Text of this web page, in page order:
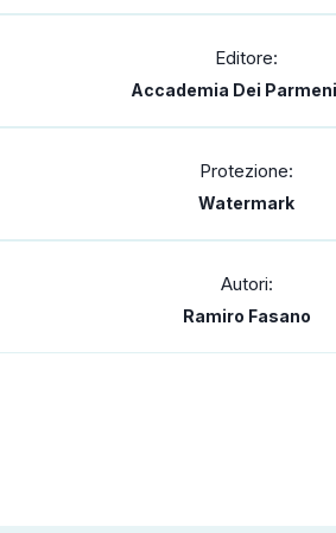
Editore:
Accademia Dei
Protezione:
Watermark
Autori:
Ramiro Fasano